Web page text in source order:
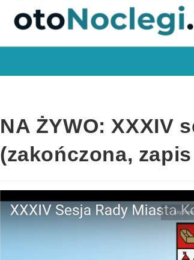
NA ŻYWO: XXXIV
(zakończona,